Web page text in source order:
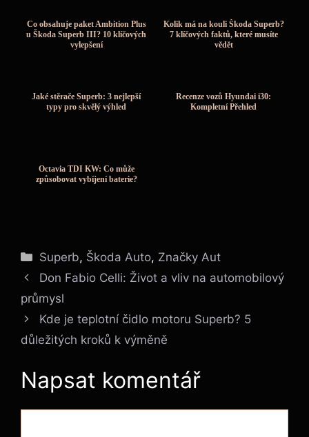
Co obsahuje paket Ambition Plus
u Škoda Superb III? 10 klíčových
vylepšení
Kolik má na kouli Škoda Superb?
7 klíčových faktů, které musíte
vědět
Jaké stěrače Superb: 3 nejlepší
typy pro skvělý výhled
Recenze vozů Hyundai i30:
Kompletní Přehled
Octavia TDI KW: Co může
způsobovat vybíjení baterie?
Rubriky
Superb, Škoda Auto, Značky Aut
Don Fabio Celli: Život a vliv na automobilový
průmysl
Kde je teplotní čidlo motoru Superb? 5
důležitých kroků k výměně
Napsat komentář